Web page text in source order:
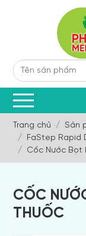
Trang chủ Sản
FaStep Rapid
Cốc Nước Bọt
CỐC
THUỐC